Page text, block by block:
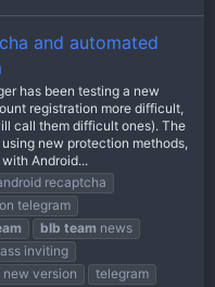
and automated
has been testing a new
registration more difficult,
call them difficult ones). The
new protection methods,
Android...
recaptcha
telegram
blb team news
inviting
new version
telegram